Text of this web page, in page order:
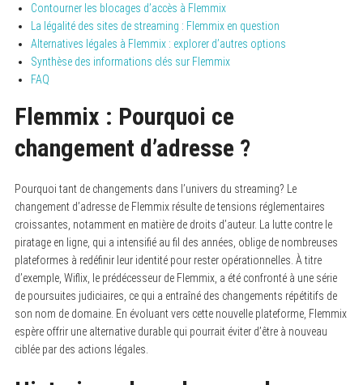
Contourner les blocages d’accès à Flemmix
La légalité des sites de streaming : Flemmix en question
Alternatives légales à Flemmix : explorer d’autres options
Synthèse des informations clés sur Flemmix
FAQ
Flemmix : Pourquoi ce
changement d’adresse ?
Pourquoi tant de changements dans l’univers du streaming? Le
changement d’adresse de Flemmix résulte de tensions réglementaires
croissantes, notamment en matière de droits d’auteur. La lutte contre le
piratage en ligne, qui a intensifié au fil des années, oblige de nombreuses
plateformes à redéfinir leur identité pour rester opérationnelles. À titre
d’exemple, Wiflix, le prédécesseur de Flemmix, a été confronté à une série
de poursuites judiciaires, ce qui a entraîné des changements répétitifs de
son nom de domaine. En évoluant vers cette nouvelle plateforme, Flemmix
espère offrir une alternative durable qui pourrait éviter d’être à nouveau
ciblée par des actions légales.